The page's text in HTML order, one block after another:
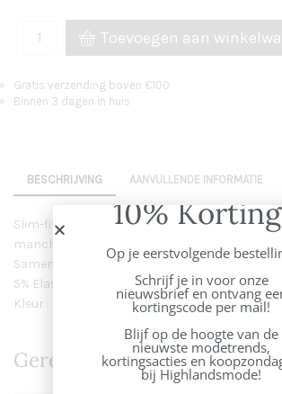
Toevoegen aan
Gratis verzending boven €100
Binnen 3 dagen in huis
BESCHRIJVING AANVULLENDE INFORMATIE
Slim-fit blouse van Mos Mosh met klein
manchetten met ruches en een klassieke
Samenstelling : 67% Cotton 28% Polyamid
5% Elastane
Kleur : light blue
Gerelateerde Producten
10%
Op je eerstvolgende
Schrijf je in voor onze
nieuwsbrief en ontvang
kortingscode per mail!
Blijf op de hoogte van de
nieuwste modetrends,
kortingsacties en
bij Highlandsmode!